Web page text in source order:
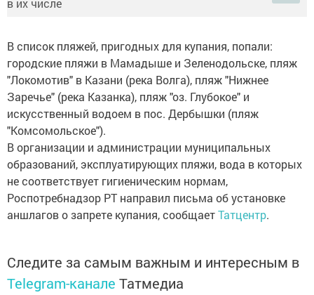
В список пляжей, пригодных для купания, попали:
городские пляжи в Мамадыше и Зеленодольске, пляж
"Локомотив" в Казани (река Волга), пляж "Нижнее
Заречье" (река Казанка), пляж "оз. Глубокое" и
искусственный водоем в пос. Дербышки (пляж
"Комсомольское").
В организации и администрации муниципальных
образований, эксплуатирующих пляжи, вода в которых
не соответствует гигиеническим нормам,
Роспотребнадзор РТ направил письма об установке
аншлагов о запрете купания, сообщаетТатцентр.
Следите за самым важным и интересным в
Telegram-канале Татмедиа